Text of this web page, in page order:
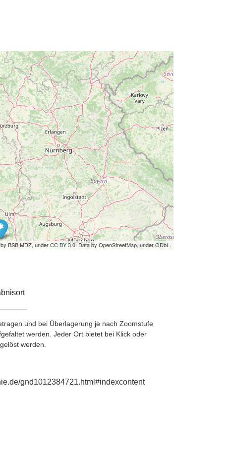
BSB MDZ, under CC BY 3.0. Data by OpenStreetMap, under ODbL.
und bei Überlagerung je nach Zoomstufe
werden. Jeder Ort bietet bei Klick oder
werden.
gnd1012384721.html#indexcontent